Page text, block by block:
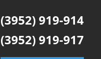
(3952) 919-914
(3952) 919-917